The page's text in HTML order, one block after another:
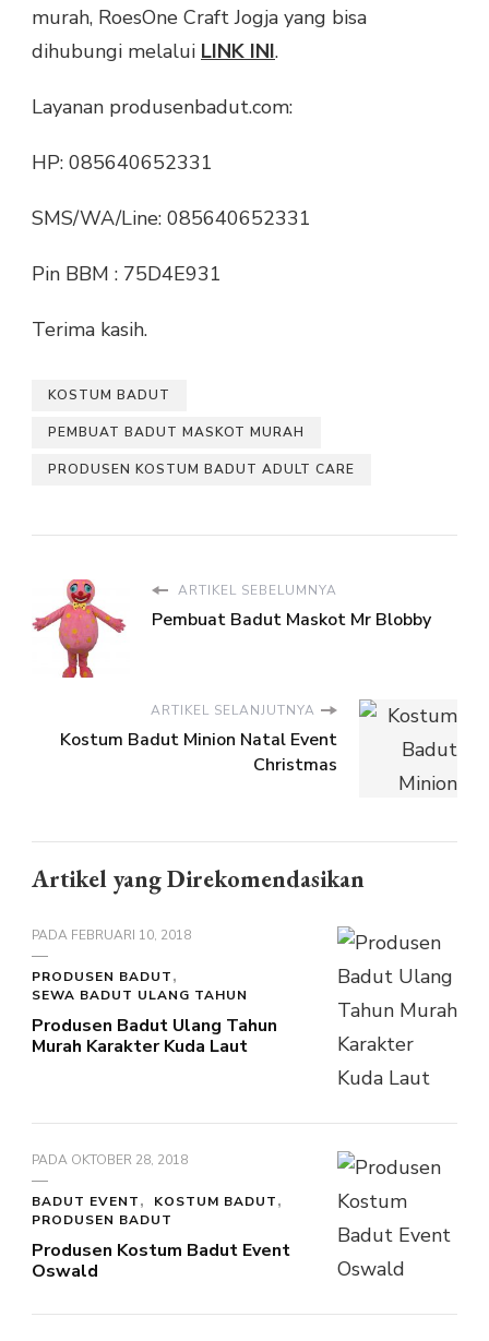
murah, RoesOne Craft Jogja yang bisa
dihubungi melalui LINK INI.
Layanan produsenbadut.com:
HP: 085640652331
SMS/WA/Line: 085640652331
Pin BBM : 75D4E931
Terima kasih.
KOSTUM BADUT
PEMBUAT BADUT MASKOT MURAH
PRODUSEN KOSTUM BADUT ADULT CARE
ARTIKEL SEBELUMNYA
Pembuat Badut Maskot Mr Blobby
ARTIKEL SELANJUTNYA
Kostum Badut Minion Natal Event
Christmas
Artikel yang Direkomendasikan
PADA FEBRUARI 10, 2018
PRODUSEN BADUT
SEWA BADUT ULANG TAHUN
Produsen Badut Ulang Tahun
Murah Karakter Kuda Laut
PADA OKTOBER 28, 2018
BADUT EVENT
KOSTUM BADUT
PRODUSEN BADUT
Produsen Kostum Badut Event
Oswald